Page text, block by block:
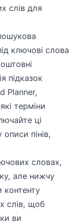
слів для
ключові слова
підказок
Planner,
терміни
ці
пінів,
словах,
але нижчу
контенту
слів, щоб
ви